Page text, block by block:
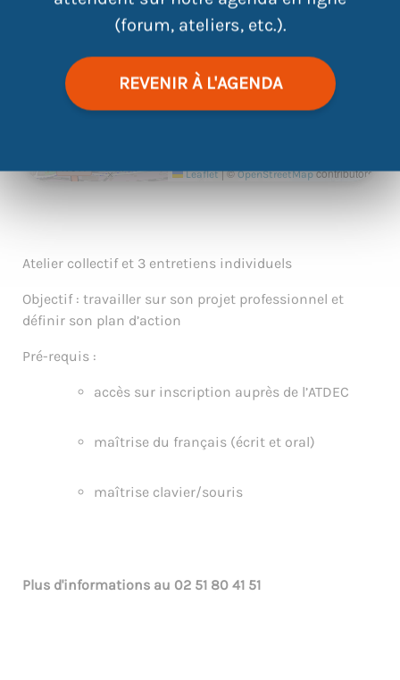
(forum, ateliers, etc.).
REVENIR À L'AGENDA
Leaflet |©OpenStreetMapcontributors
Atelier collectif et 3 entretiens individuels
Objectif : travailler sur son projet professionnel et
définir son plan d’action
Pré-requis :
accès sur inscription auprès de l’ATDEC
maîtrise du français (écrit et oral)
maîtrise clavier/souris
Plus d'informations au 02 51 80 41 51